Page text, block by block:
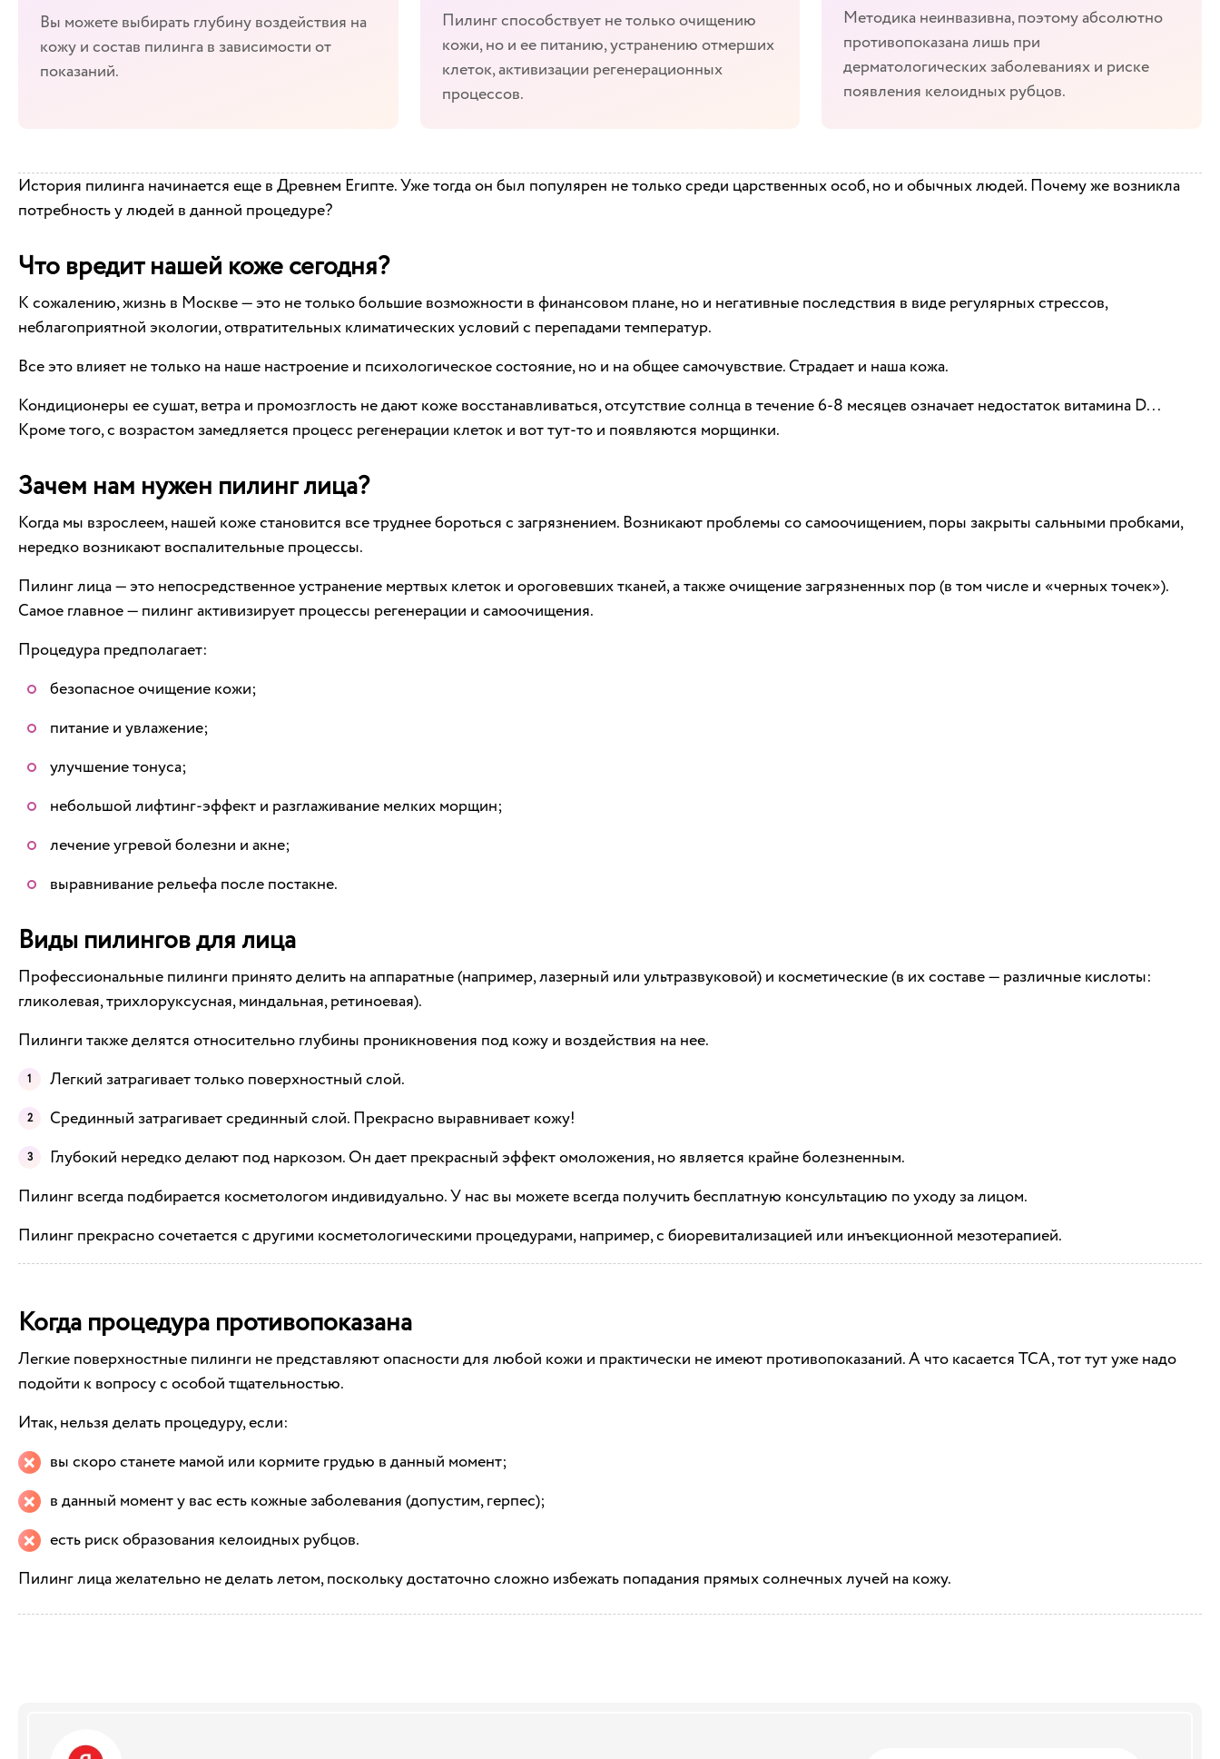
Вы можете выбирать глубину воздействия на
кожу и состав пилинга в зависимости от
показаний.
Пилинг способствует не только очищению
кожи, но и ее питанию, устранению отмерших
клеток, активизации регенерационных
процессов.
Методика неинвазивна, поэтому абсолютно
противопоказана лишь при
дерматологических заболеваниях и риске
появления келоидных рубцов.
История пилинга начинается еще в Древнем Египте. Уже тогда он был популярен не только среди царственных особ, но и обычных людей. Почему же возникла
потребность у людей в данной процедуре?
Что вредит нашей коже сегодня?
К сожалению, жизнь в Москве — это не только большие возможности в финансовом плане, но и негативные последствия в виде регулярных стрессов,
неблагоприятной экологии, отвратительных климатических условий с перепадами температур.
Все это влияет не только на наше настроение и психологическое состояние, но и на общее самочувствие. Страдает и наша кожа.
Кондиционеры ее сушат, ветра и промозглость не дают коже восстанавливаться, отсутствие солнца в течение 6-8 месяцев означает недостаток витамина D...
Кроме того, с возрастом замедляется процесс регенерации клеток и вот тут-то и появляются морщинки.
Зачем нам нужен пилинг лица?
Когда мы взрослеем, нашей коже становится все труднее бороться с загрязнением. Возникают проблемы со самоочищением, поры закрыты сальными пробками,
нередко возникают воспалительные процессы.
Пилинг лица — это непосредственное устранение мертвых клеток и ороговевших тканей, а также очищение загрязненных пор (в том числе и «черных точек»).
Самое главное — пилинг активизирует процессы регенерации и самоочищения.
Процедура предполагает:
безопасное очищение кожи;
питание и увлажение;
улучшение тонуса;
небольшой лифтинг-эффект и разглаживание мелких морщин;
лечение угревой болезни и акне;
выравнивание рельефа после постакне.
Виды пилингов для лица
Профессиональные пилинги принято делить на аппаратные (например, лазерный или ультразвуковой) и косметические (в их составе — различные кислоты:
гликолевая, трихлоруксусная, миндальная, ретиноевая).
Пилинги также делятся относительно глубины проникновения под кожу и воздействия на нее.
Легкий затрагивает только поверхностный слой.
Срединный затрагивает срединный слой. Прекрасно выравнивает кожу!
Глубокий нередко делают под наркозом. Он дает прекрасный эффект омоложения, но является крайне болезненным.
Пилинг всегда подбирается косметологом индивидуально. У нас вы можете всегда получить бесплатную консультацию по уходу за лицом.
Пилинг прекрасно сочетается с другими косметологическими процедурами, например, с биоревитализацией или инъекционной мезотерапией.
Когда процедура противопоказана
Легкие поверхностные пилинги не представляют опасности для любой кожи и практически не имеют противопоказаний. А что касается ТСА, тот тут уже надо
подойти к вопросу с особой тщательностью.
Итак, нельзя делать процедуру, если:
вы скоро станете мамой или кормите грудью в данный момент;
в данный момент у вас есть кожные заболевания (допустим, герпес);
есть риск образования келоидных рубцов.
Пилинг лица желательно не делать летом, поскольку достаточно сложно избежать попадания прямых солнечных лучей на кожу.